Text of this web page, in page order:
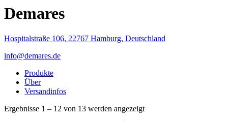
Demares
Hospitalstraße 106, 22767 Hamburg, Deutschland
info@demares.de
Produkte
Über
Versandinfos
Ergebnisse 1 – 12 von 13 werden angezeigtNach